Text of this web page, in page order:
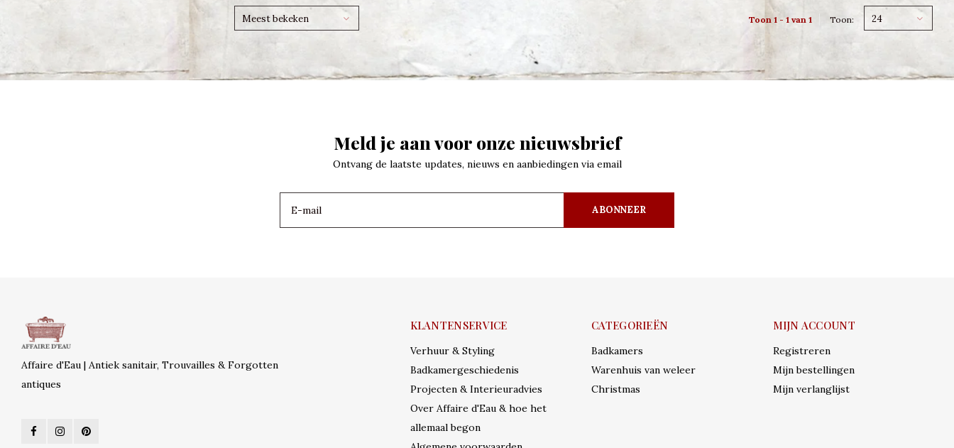
Meest bekeken Toon 1 - 1 van 1 Toon: 24
Meld je aan voor onze nieuwsbrief
Ontvang de laatste updates, nieuws en aanbiedingen via email
ABONNEER
Affaire d'Eau | Antiek sanitair, Trouvailles & Forgotten
antiques
KLANTENSERVICE
Verhuur & Styling
Badkamergeschiedenis
Projecten & Interieuradvies
Over Affaire d'Eau & hoe het
allemaal begon
CATEGORIEËN
Badkamers
Warenhuis van weleer
Christmas
MIJN ACCOUNT
Registreren
Mijn bestellingen
Mijn verlanglijst